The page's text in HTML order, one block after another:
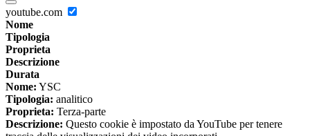
youtube.com
Nome
Tipologia
Proprieta
Descrizione
Durata
Nome: YSC
Tipologia: analitico
Proprieta: Terza-parte
Descrizione: Questo cookie è impostato da YouTube per tenere